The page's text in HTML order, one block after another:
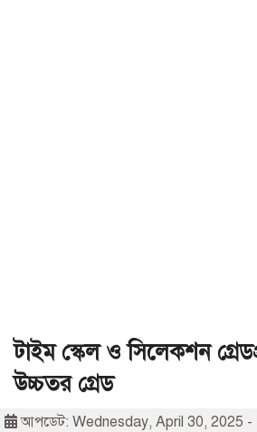
টাইম স্কেল ও সিলেকশন
উচ্চতর গ্রেড
আপডেট: Wednesday, April 30, 2025 -